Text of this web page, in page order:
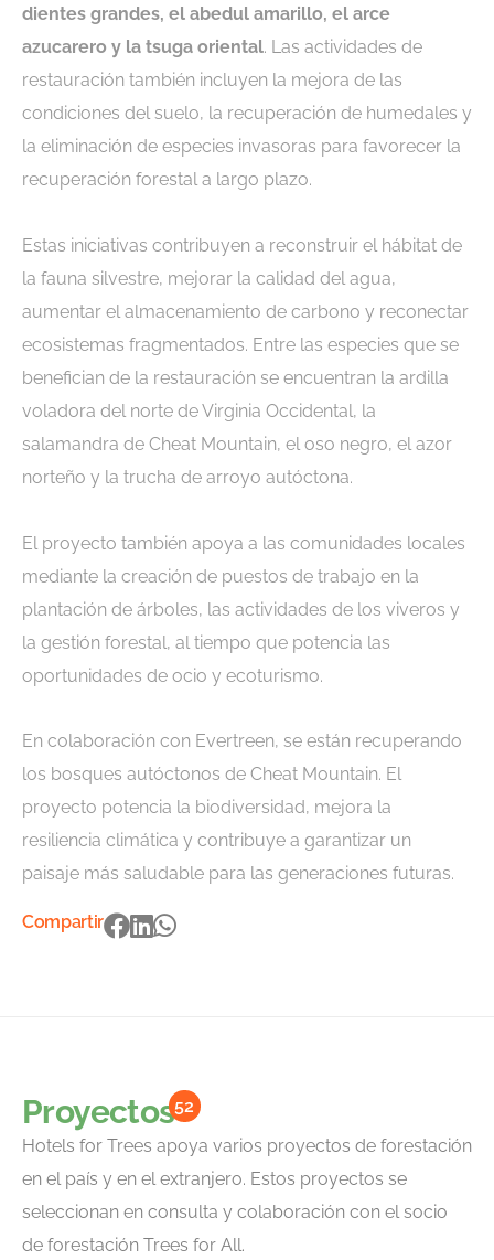
dientes grandes, el abedul amarillo, el arce
azucarero y la tsuga oriental. Las actividades de
restauración también incluyen la mejora de las
condiciones del suelo, la recuperación de humedales y
la eliminación de especies invasoras para favorecer la
recuperación forestal a largo plazo.
Estas iniciativas contribuyen a reconstruir el hábitat de
la fauna silvestre, mejorar la calidad del agua,
aumentar el almacenamiento de carbono y reconectar
ecosistemas fragmentados. Entre las especies que se
benefician de la restauración se encuentran la ardilla
voladora del norte de Virginia Occidental, la
salamandra de Cheat Mountain, el oso negro, el azor
norteño y la trucha de arroyo autóctona.
El proyecto también apoya a las comunidades locales
mediante la creación de puestos de trabajo en la
plantación de árboles, las actividades de los viveros y
la gestión forestal, al tiempo que potencia las
oportunidades de ocio y ecoturismo.
En colaboración con Evertreen, se están recuperando
los bosques autóctonos de Cheat Mountain. El
proyecto potencia la biodiversidad, mejora la
resiliencia climática y contribuye a garantizar un
paisaje más saludable para las generaciones futuras.
Compartir
Proyectos52
Hotels for Trees apoya varios proyectos de forestación
en el país y en el extranjero. Estos proyectos se
seleccionan en consulta y colaboración con el socio
de forestación Trees for All.